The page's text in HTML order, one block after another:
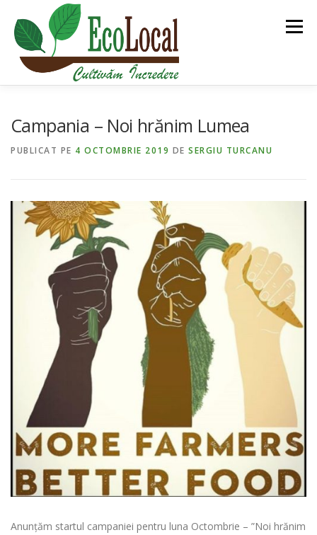
conținut
Meniu
ALTE PROIECTE
ROMÂNĂ
Campania – Noi hrănim Lumea
PUBLICAT PE 4 OCTOMBRIE 2019 DE SERGIU TURCANU
Anunțăm startul campaniei pentru luna Octombrie – ”Noi hrănim